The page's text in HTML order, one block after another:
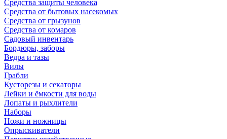
Средства защиты человека
Средства от бытовых насекомых
Средства от грызунов
Средства от комаров
Садовый инвентарь
Бордюры, заборы
Ведра и тазы
Вилы
Грабли
Кусторезы и секаторы
Лейки и ёмкости для воды
Лопаты и рыхлители
Наборы
Ножи и ножницы
Опрыскиватели